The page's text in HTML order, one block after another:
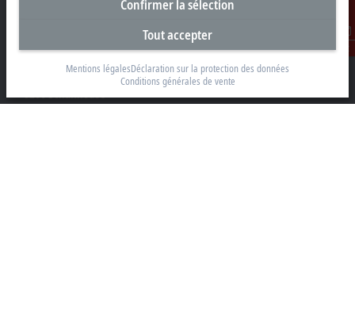
Contact
Beckhoff Automation AG
Rheinweg 7
8200 Schaffhouse
Confirmer la sélection
Tout accepter
Mentions légalesDéclaration sur la protection des données
Conditions générales de vente